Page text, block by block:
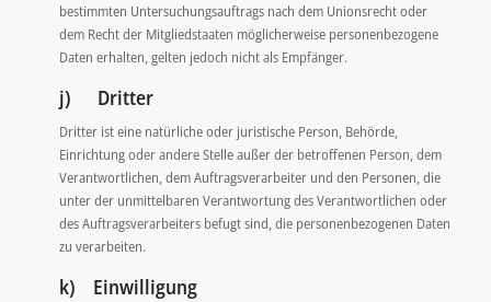
bestimmten Untersuchungsauftrags nach dem Unionsrecht oder
dem Recht der Mitgliedstaaten möglicherweise personenbezogene
Daten erhalten, gelten jedoch nicht als Empfänger.
j) Dritter
Dritter ist eine natürliche oder juristische Person, Behörde,
Einrichtung oder andere Stelle außer der betroffenen Person, dem
Verantwortlichen, dem Auftragsverarbeiter und den Personen, die
unter der unmittelbaren Verantwortung des Verantwortlichen oder
des Auftragsverarbeiters befugt sind, die personenbezogenen Daten
zu verarbeiten.
k) Einwilligung